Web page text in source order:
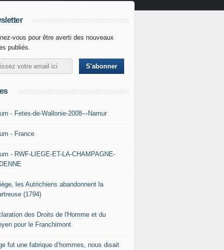
vous pour être averti des nouveaux
publiés.
- Fetes-de-Wallonie-2008---Namur
- France
- RWF-LIEGE-ET-LA-CHAMPAGNE-
les Autrichiens abandonnent la
(1794)
des Droits de l'Homme et du
pour le Franchimont
fut une fabrique d’hommes, nous disait